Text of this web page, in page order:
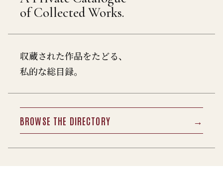
of Collected Works.
収蔵された作品をたどる、
私的な総目録。
BROWSE THE DIRECTORY →